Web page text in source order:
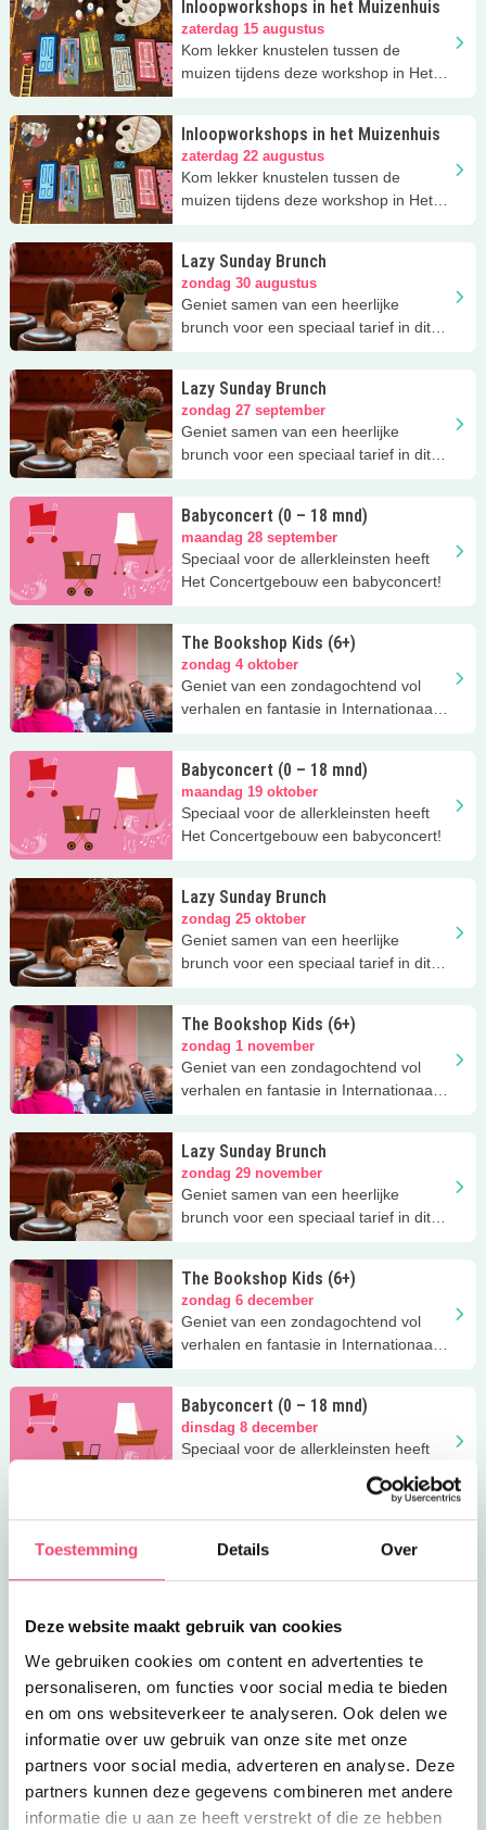
Toestemming Details Over
Deze website maakt gebruik van cookies
We gebruiken cookies om content en advertenties te
personaliseren, om functies voor social media te bieden
en om ons websiteverkeer te analyseren. Ook delen we
informatie over uw gebruik van onze site met onze
partners voor social media, adverteren en analyse. Deze
partners kunnen deze gegevens combineren met andere
informatie die u aan ze heeft verstrekt of die ze hebben
Inloopworkshops in het Muizenhuis
zaterdag 15 augustus
Kom lekker knustelen tussen de
muizen tijdens deze workshop in Het
Inloopworkshops in het Muizenhuis
zaterdag 22 augustus
Kom lekker knustelen tussen de
muizen tijdens deze workshop in Het
Lazy Sunday Brunch
zondag 30 augustus
Geniet samen van een heerlijke
brunch voor een speciaal tarief in dit
Lazy Sunday Brunch
zondag 27 september
Geniet samen van een heerlijke
brunch voor een speciaal tarief in dit
Babyconcert (0 – 18 mnd)
maandag 28 september
Speciaal voor de allerkleinsten heeft
Het Concertgebouw een babyconcert!
The Bookshop Kids (6+)
zondag 4 oktober
Geniet van een zondagochtend vol
verhalen en fantasie in Internationaal
Babyconcert (0 – 18 mnd)
maandag 19 oktober
Speciaal voor de allerkleinsten heeft
Het Concertgebouw een babyconcert!
Lazy Sunday Brunch
zondag 25 oktober
Geniet samen van een heerlijke
brunch voor een speciaal tarief in dit
The Bookshop Kids (6+)
zondag 1 november
Geniet van een zondagochtend vol
verhalen en fantasie in Internationaal
Lazy Sunday Brunch
zondag 29 november
Geniet samen van een heerlijke
brunch voor een speciaal tarief in dit
The Bookshop Kids (6+)
zondag 6 december
Geniet van een zondagochtend vol
verhalen en fantasie in Internationaal
Babyconcert (0 – 18 mnd)
dinsdag 8 december
Speciaal voor de allerkleinsten heeft
zondag 27 december
restaurant met kinderspeelhoek!
The Bookshop Kids (6+)
zondag 3 januari
verhalen en fantasie in Internationaal
Theater Amsterdam!
Babyconcert (0 – 18 mnd)
maandag 18 januari
Sluiten